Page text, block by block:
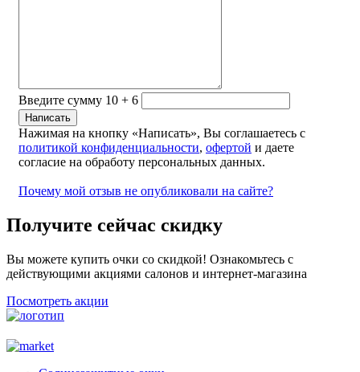
Введите сумму 10 + 6
Нажимая на кнопку «Написать», Вы соглашаетесь с
политикой конфиденциальности, офертой и даете
согласие на обработу персональных данных.
Почему мой отзыв не опубликовали на сайте?
Получите сейчас скидку
Вы можете купить очки со скидкой! Ознакомьтесь с
действующими акциями салонов и интернет-магазина
Посмотреть акции